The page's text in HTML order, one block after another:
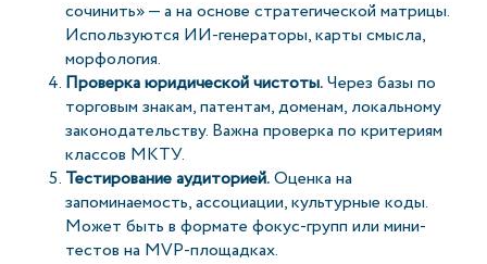
сочинить» — а на основе стратегической матрицы.
Используются ИИ-генераторы, карты смысла,
морфология.
Проверка юридической чистоты.Через базы по
торговым знакам, патентам, доменам, локальному
законодательству. Важна проверка по критериям
классов МКТУ.
Тестирование аудиторией.Оценка на
запоминаемость, ассоциации, культурные коды.
Может быть в формате фокус-групп или мини-
тестов на MVP-площадках.